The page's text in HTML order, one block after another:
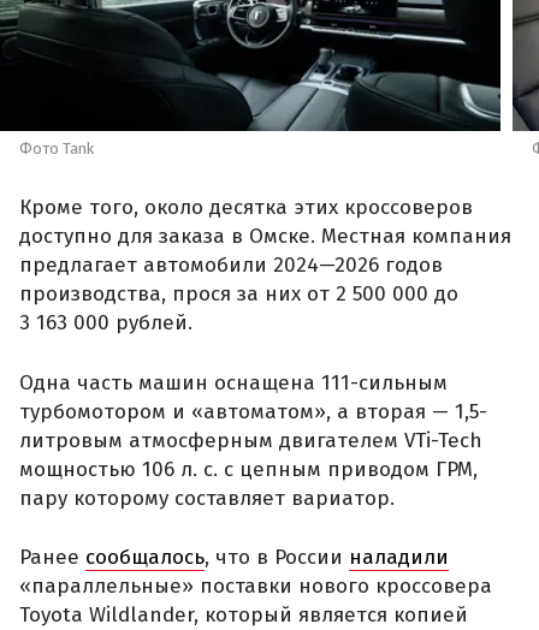
Фото Tank
Кроме того, около десятка этих кроссоверов
доступно для заказа в Омске. Местная компания
предлагает автомобили 2024—2026 годов
производства, прося за них от 2 500 000 до
3 163 000 рублей.
Одна часть машин оснащена 111-сильным
турбомотором и «автоматом», а вторая — 1,5-
литровым атмосферным двигателем VTi-Tech
мощностью 106 л. с. с цепным приводом ГРМ,
пару которому составляет вариатор.
Ранее сообщалось, что в России наладили
«параллельные» поставки нового кроссовера
Toyota Wildlander, который является копией